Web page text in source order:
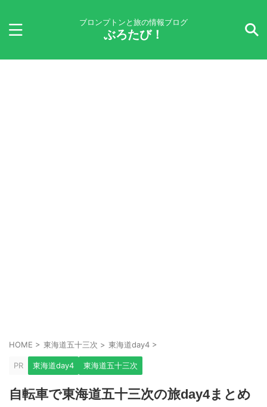
ブロンプトンと旅の情報ブログ
ぶろたび！
HOME > 東海道五十三次 > 東海道day4 >
PR 東海道day4 東海道五十三次
自転車で東海道五十三次の旅day4まとめ